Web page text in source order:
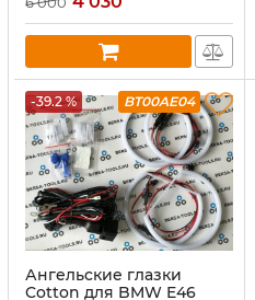
-39.2 % BT00AE04
Ангельские глазки
Cotton для BMW E46